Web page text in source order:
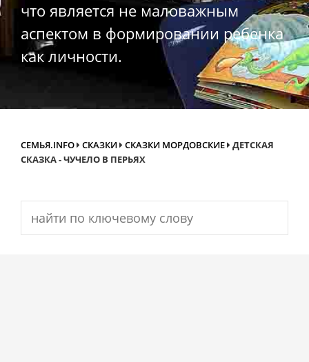
что является не маловажным
аспектом в формировании ребенка
как личности.
СЕМЬЯ.INFO СКАЗКИ СКАЗКИ МОРДОВСКИЕ
ДЕТСКАЯ
СКАЗКА - ЧУЧЕЛО В ПЕРЬЯХ
Search